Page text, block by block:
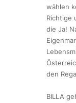
wählen
Richtige
die Ja!
den
BILLA